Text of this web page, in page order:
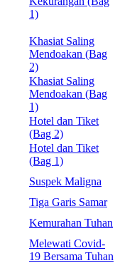
1)
Khasiat Saling
Mendoakan (Bag
2)
Khasiat Saling
Mendoakan (Bag
1)
Hotel dan Tiket
(Bag 2)
Hotel dan Tiket
(Bag 1)
Suspek Maligna
Tiga Garis Samar
Kemurahan Tuhan
Melewati Covid-
19 Bersama Tuhan